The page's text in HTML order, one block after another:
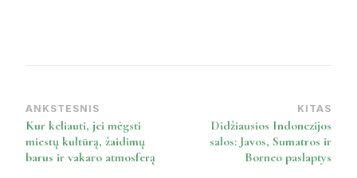
Post
Navigation
ANKSTESNIS
Kur keliauti, jei mėgsti
miestų kultūrą, žaidimų
barus ir vakaro atmosferą
KITAS
Didžiausios Indonezijos
salos: Javos, Sumatros ir
Borneo paslaptys